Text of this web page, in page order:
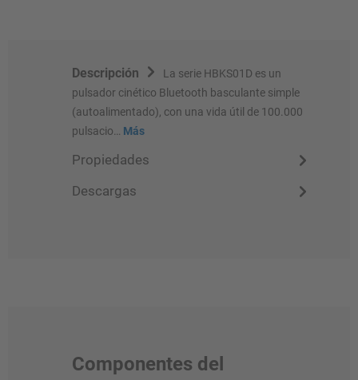
Descripción
La serie HBKS01D es un
pulsador cinético Bluetooth basculante simple
(autoalimentado), con una vida útil de 100.000
pulsacio… Más
Propiedades
Descargas
Componentes del